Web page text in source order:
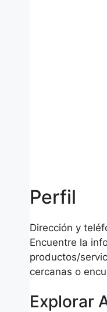
Perfil
Dirección y
Encuentre la
productos/
cercanas o
Explorar